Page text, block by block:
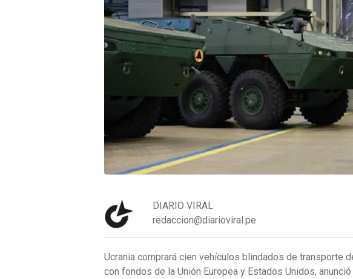
DIARIO VIRAL
redaccion@diarioviral.pe
Ucrania comprará cien vehículos blindados de transporte
con fondos de la Unión Europea y Estados Unidos,